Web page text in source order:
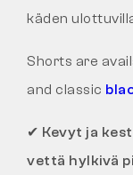
käden
Shorts are
and classic
✔ Kevyt ja
vettä hylkivä